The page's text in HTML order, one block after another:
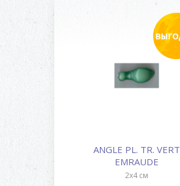
ANGLE PL. TR. VERT
EMRAUDE
2x4 см